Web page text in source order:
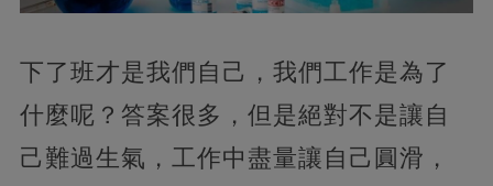
下了班才是我們自己，我們工作是為了
什麼呢？答案很多，但是絕對不是讓自
己難過生氣，工作中盡量讓自己圓滑，